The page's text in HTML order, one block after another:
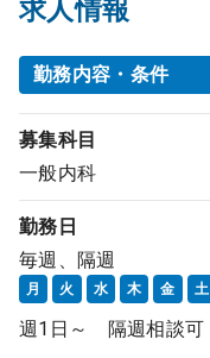
求人情報
勤務内容・条件
募集科目
一般内科
勤務日
毎週、隔週
月 火 水 木 金 土
週1日～ 隔週相談可